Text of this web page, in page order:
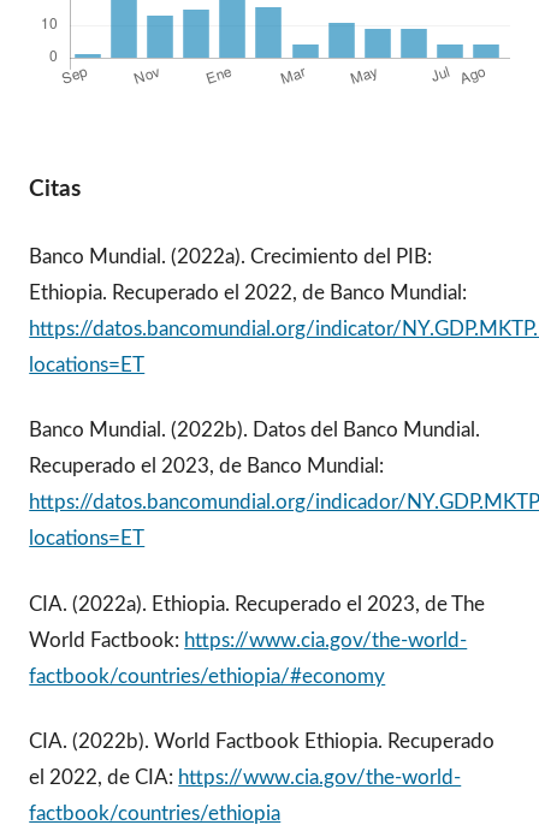
Citas
Banco Mundial. (2022a). Crecimiento del PIB:
Ethiopia. Recuperado el 2022, de Banco Mundial:
https://datos.bancomundial.org/indicator/
locations=ET
Banco Mundial. (2022b). Datos del Banco Mundial.
Recuperado el 2023, de Banco Mundial:
https://datos.bancomundial.org/indicador/
locations=ET
CIA. (2022a). Ethiopia. Recuperado el 2023, de The
World Factbook: https://www.cia.gov/the-world-
factbook/countries/ethiopia/#economy
CIA. (2022b). World Factbook Ethiopia. Recuperado
el 2022, de CIA: https://www.cia.gov/the-world-
factbook/countries/ethiopia